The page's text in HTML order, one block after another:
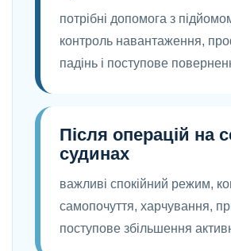
потрібні допомога з
контроль навантаження,
падінь і поступове
Після операцій на
судинах
важливі спокійний режим,
самопочуття, харчування,
поступове збільшення